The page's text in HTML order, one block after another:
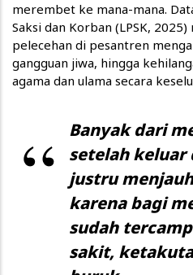
merembet ke mana-mana.
Saksi dan Korban (LPSK,
pelecehan di pesantren
gangguan jiwa, hingga
agama dan ulama secara
Banyak dari
setelah keluar
justru
karena bagi
sudah
sakit,